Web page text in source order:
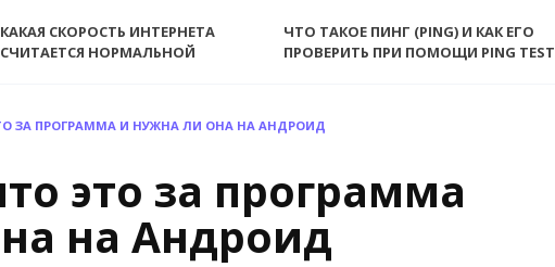
КАКАЯ СКОРОСТЬ ИНТЕРНЕТА
СЧИТАЕТСЯ НОРМАЛЬНОЙ
ЧТО ТАКОЕ ПИНГ (PING) И КАК ЕГО
ПРОВЕРИТЬ ПРИ ПОМОЩИ PING TEST
ЗА ПРОГРАММА И НУЖНА ЛИ ОНА НА АНДРОИД
это за программа
на Андроид